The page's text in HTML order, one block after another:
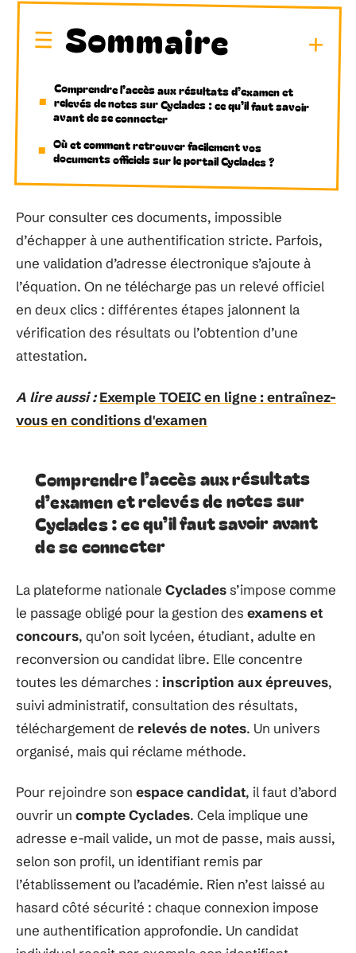
Sommaire
Comprendre l’accès aux résultats d’examen et
relevés de notes sur Cyclades : ce qu’il faut savoir
avant de se connecter
Où et comment retrouver facilement vos
documents officiels sur le portail Cyclades ?
Pour consulter ces documents, impossible
d’échapper à une authentification stricte. Parfois,
une validation d’adresse électronique s’ajoute à
l’équation. On ne télécharge pas un relevé officiel
en deux clics : différentes étapes jalonnent la
vérification des résultats ou l’obtention d’une
attestation.
A lire aussi : Exemple TOEIC en ligne : entraînez-
vous en conditions d'examen
Comprendre l’accès aux résultats
d’examen et relevés de notes sur
Cyclades : ce qu’il faut savoir avant
de se connecter
La plateforme nationale Cycladess’impose comme
le passage obligé pour la gestion des examens et
concours, qu’on soit lycéen, étudiant, adulte en
reconversion ou candidat libre. Elle concentre
toutes les démarches : inscription aux épreuves,
suivi administratif, consultation des résultats,
téléchargement de relevés de notes. Un univers
organisé, mais qui réclame méthode.
Pour rejoindre son espace candidat, il faut d’abord
ouvrir un compte Cyclades. Cela implique une
adresse e-mail valide, un mot de passe, mais aussi,
selon son profil, un identifiant remis par
l’établissement ou l’académie. Rien n’est laissé au
hasard côté sécurité : chaque connexion impose
une authentification approfondie. Un candidat